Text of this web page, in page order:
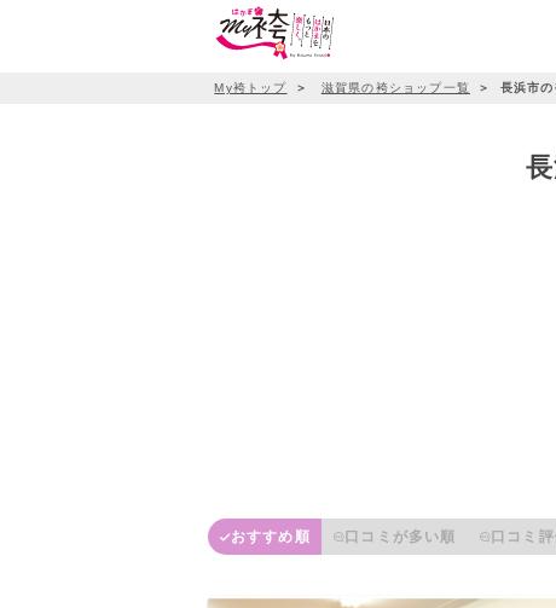
My袴トップ ＞ 滋賀県の袴ショップ一覧 ＞ 長浜市
おすすめ順 口コミが多い順 口コミ